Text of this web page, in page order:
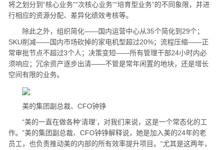
将之划分到“核心业务”“次核心业务”“培育型业务”的不同象限，并进
行相应的资源分配、差异化绩效考核等。
除此之外，组织简化——国内运营中心从35个简化到29个；
SKU削减——国内市场砍掉的家电机型超过20%；流程压缩——正
常审批节点不超过3个人；决策变短——所有管理干部24小时内必
须响应；冗余资产逐步出清——不管是常年闲置的地块，还是增长
空间有限的业务。
美的集团副总裁、CFO钟铮
“美的一直在做各种‘清理’，对我们来说，这是一个常态化的工
作。”美的集团副总裁、CFO钟铮解释说，她是加入美的24年的老
员工，也负责推动美的内部的所有效率提升项目。“尤其是这两年，